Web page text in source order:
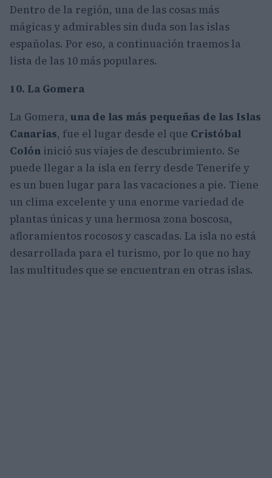
Dentro de la región, una de las cosas más
mágicas y admirables sin duda son las islas
españolas. Por eso, a continuación traemos la
lista de las 10 más populares.
10. La Gomera
La Gomera, una de las más pequeñas de las Islas
Canarias, fue el lugar desde el que Cristóbal
Colón inició sus viajes de descubrimiento. Se
puede llegar a la isla en ferry desde Tenerife y
es un buen lugar para las vacaciones a pie. Tiene
un clima excelente y una enorme variedad de
plantas únicas y una hermosa zona boscosa,
afloramientos rocosos y cascadas. La isla no está
desarrollada para el turismo, por lo que no hay
las multitudes que se encuentran en otras islas.